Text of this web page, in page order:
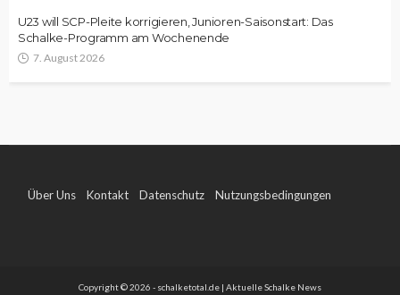
U23 will SCP-Pleite korrigieren, Junioren-Saisonstart: Das
Schalke-Programm am Wochenende
7. August 2026
Über Uns Kontakt Datenschutz Nutzungsbedingungen
Copyright © 2026 - schalketotal.de | Aktuelle Schalke News